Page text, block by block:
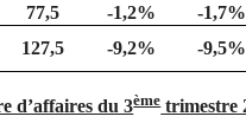
77,5 -1,2%
-1,7%
127,5 -9,2% -9,5%
d’affaires du 3èmetrimestre